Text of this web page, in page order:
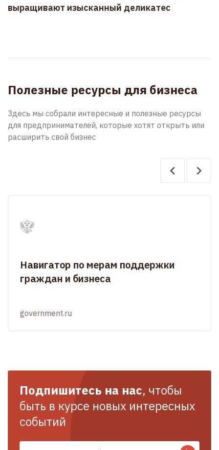
выращивают изысканный деликатес
Полезные ресурсы для бизнеса
Здесь мы собрали интересные и полезные ресурсы
для предпринимателей, которые хотят открыть или
расширить свой бизнес
Навигатор по мерам поддержки
граждан и бизнеса
government.ru
Подпишитесь на нас, чтобы
быть в курсе новых интересных
событий